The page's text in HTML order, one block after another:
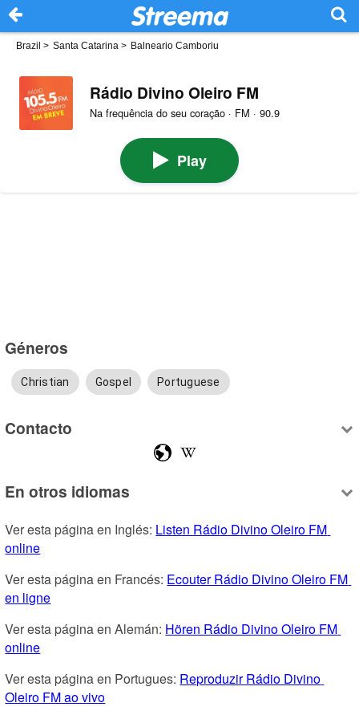
Brazil > Santa Catarina > Balneario Camboriu
Rádio Divino Oleiro FM
Na frequência do seu coração · FM · 90.9
Play
Géneros
Christian Gospel Portuguese
Contacto
En otros idiomas
Ver esta página en Inglés: Listen Rádio Divino Oleiro FM
online
Ver esta página en Francés: Ecouter Rádio Divino Oleiro FM
en ligne
Ver esta página en Alemán: Hören Rádio Divino Oleiro FM
online
Ver esta página en Portugues: Reproduzir Rádio Divino
Oleiro FM ao vivo